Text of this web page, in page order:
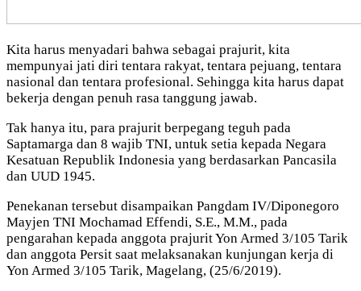
Kita harus menyadari bahwa sebagai prajurit, kita
mempunyai jati diri tentara rakyat, tentara pejuang, tentara
nasional dan tentara profesional. Sehingga kita harus dapat
bekerja dengan penuh rasa tanggung jawab.
Tak hanya itu, para prajurit berpegang teguh pada
Saptamarga dan 8 wajib TNI, untuk setia kepada Negara
Kesatuan Republik Indonesia yang berdasarkan Pancasila
dan UUD 1945.
Penekanan tersebut disampaikan Pangdam IV/Diponegoro
Mayjen TNI Mochamad Effendi, S.E., M.M., pada
pengarahan kepada anggota prajurit Yon Armed 3/105 Tarik
dan anggota Persit saat melaksanakan kunjungan kerja di
Yon Armed 3/105 Tarik, Magelang, (25/6/2019).